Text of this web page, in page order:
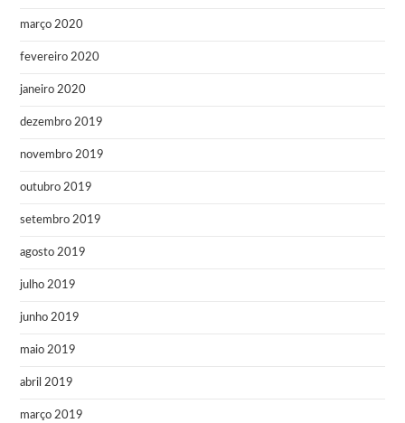
março 2020
fevereiro 2020
janeiro 2020
dezembro 2019
novembro 2019
outubro 2019
setembro 2019
agosto 2019
julho 2019
junho 2019
maio 2019
abril 2019
março 2019